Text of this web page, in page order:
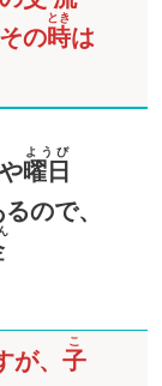
の時
とき
は
曜日
ようび
ので、
、 子
こ